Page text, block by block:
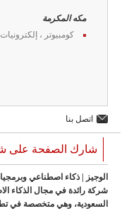
مكه المكرمة
كومبيوتر ، إلكترونيات
اتصل بنا
شارك الصفحة على
الوجيز | ذكاء اصطناعي
شركة رائدة في مجال الذكاء
السعودية، وهي متخصصة في